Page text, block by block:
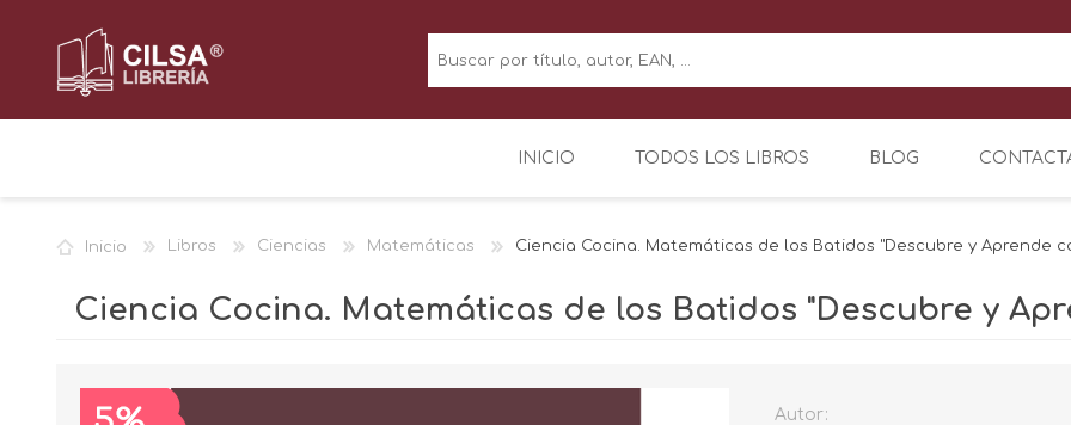
INICIO TODOS LOS LIBROS BLOG
Inicio Libros Ciencias Matemáticas Ciencia Cocina. Matemáticas de los Batidos "Descubre y Aprende
Ciencia Cocina. Matemáticas de los Batidos "Descubre y
Autor: